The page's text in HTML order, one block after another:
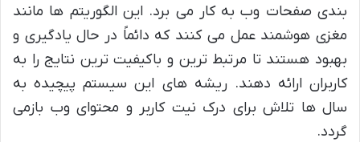
بندی صفحات وب به کار می برد. این الگوریتم ها مانند
مغزی هوشمند عمل می کنند که دائماً در حال یادگیری و
بهبود هستند تا مرتبط ترین و باکیفیت ترین نتایج را به
کاربران ارائه دهند. ریشه های این سیستم پیچیده به
سال ها تلاش برای درک نیت کاربر و محتوای وب بازمی
گردد.